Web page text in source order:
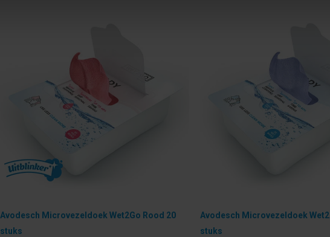
Avodesch Microvezeldoek Wet2Go Rood 20
stuks
Avodesch Microvezeldoek
stuks